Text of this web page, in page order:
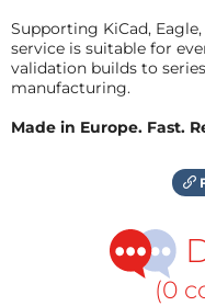
Supporting KiCad,
service is suitable for
validation builds to
manufacturing.
Made in Europe. Fast.
(0